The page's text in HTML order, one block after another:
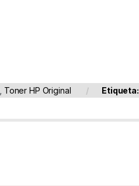
Toner HP Original Etiqueta: